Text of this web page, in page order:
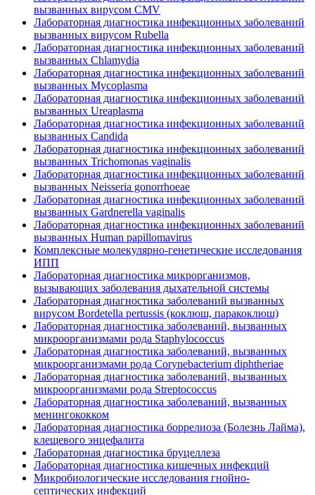
вызванных вирусом CMV
Лабораторная диагностика инфекционных заболеваний
вызванных вирусом Rubella
Лабораторная диагностика инфекционных заболеваний
вызванных Chlamydia
Лабораторная диагностика инфекционных заболеваний
вызванных Муcoplasma
Лабораторная диагностика инфекционных заболеваний
вызванных Ureaplasma
Лабораторная диагностика инфекционных заболеваний
вызванных Candida
Лабораторная диагностика инфекционных заболеваний
вызванных Trichomonas vaginalis
Лабораторная диагностика инфекционных заболеваний
вызванных Neisseria gonorrhoeae
Лабораторная диагностика инфекционных заболеваний
вызванных Gardnerella vaginalis
Лабораторная диагностика инфекционных заболеваний
вызванных Human papillomavirus
Комплексные молекулярно-генетические исследования
ИПП
Лабораторная диагностика микрорганизмов,
вызывающих заболевания дыхательной системы
Лабораторная диагностика заболеваний вызванных
вирусом Bordetella pertussis (коклюш, паракоклюш)
Лабораторная диагностика заболеваний, вызванных
микроорганизмами рода Staphylococcus
Лабораторная диагностика заболеваний, вызванных
микроорганизмами рода Corynebacterium diphtheriae
Лабораторная диагностика заболеваний, вызванных
микроорганизмами рода Streptococcus
Лабораторная диагностика заболеваний, вызванных
менингококком
Лабораторная диагностика боррелиоза (Болезнь Лайма),
клещевого энцефалита
Лабораторная диагностика бруцеллеза
Лабораторная диагностика кишечных инфекций
Микробиологические исследования гнойно-
септических инфекций